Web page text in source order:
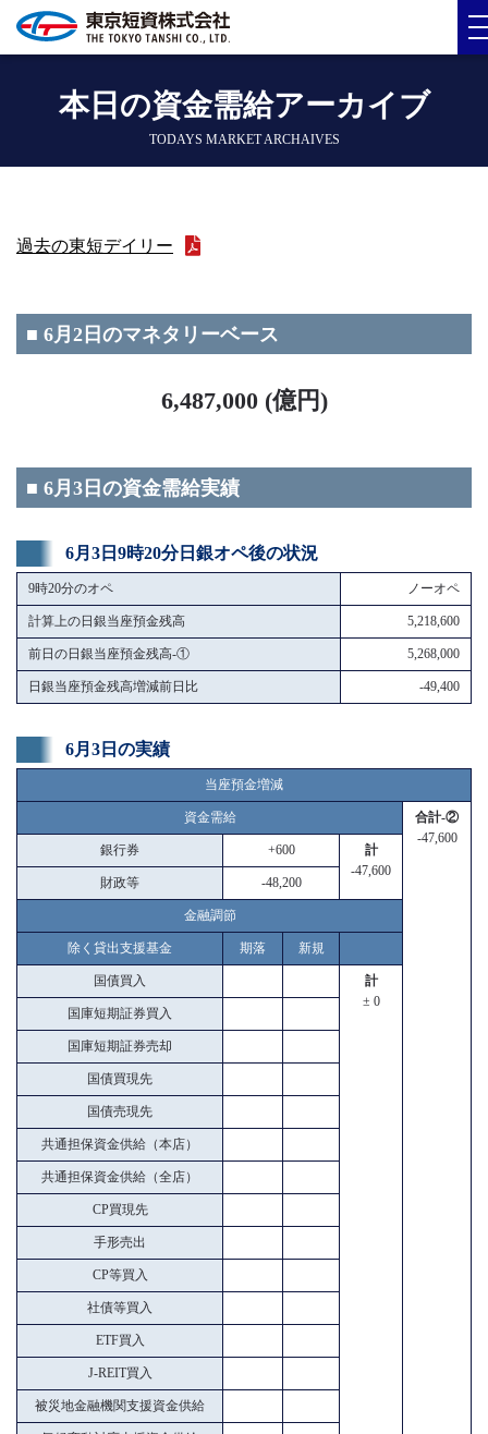
本日の資金需給アーカイブ
TODAYS MARKET ARCHAIVES
過去の東短デイリー
■ 6月2日のマネタリーベース
6,487,000 (億円)
■ 6月3日の資金需給実績
6月3日9時20分日銀オペ後の状況
9時20分のオペ ノーオペ
計算上の日銀当座預金残高 5,218,600
前日の日銀当座預金残高-① 5,268,000
日銀当座預金残高増減前日比 -49,400
6月3日の実績
当座預金増減
資金需給
合計-②
-47,600
銀行券 +600
計
-47,600
財政等 -48,200
金融調節
除く貸出支援基金 期落 新規
国債買入
計
± 0
国庫短期証券買入
国庫短期証券売却
国債買現先
国債売現先
共通担保資金供給（本店）
共通担保資金供給（全店）
CP買現先
手形売出
CP等買入
社債等買入
ETF買入
J-REIT買入
被災地金融機関支援資金供給